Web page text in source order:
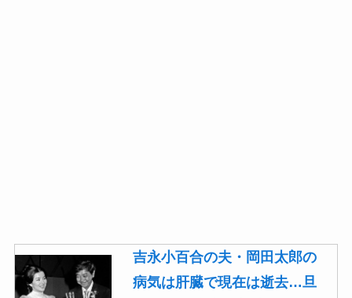
吉永小百合の夫・岡田太郎の
病気は肝臓で現在は逝去…旦